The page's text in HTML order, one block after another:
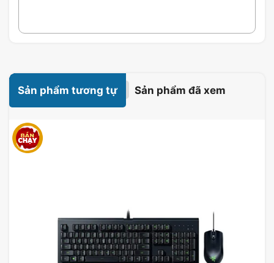
ASUS TUF Gaming K1 có năm vùng chiếu sáng
riêng biệt và các thanh RGB nổi bật ở cả hai bên
bàn phím. Người dùng có thể lựa chọn toàn bộ
phổ màu để tùy chỉnh riêng từng vùng, nhờ đó
Sản phẩm tương tự Sản phẩm đã xem